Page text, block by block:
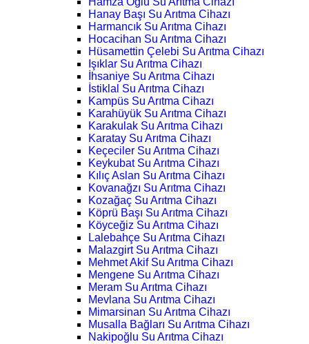
Hanay Başı Su Arıtma Cihazı
Harmancık Su Arıtma Cihazı
Hocacihan Su Arıtma Cihazı
Hüsamettin Çelebi Su Arıtma Cihazı
Işıklar Su Arıtma Cihazı
İhsaniye Su Arıtma Cihazı
İstiklal Su Arıtma Cihazı
Kampüs Su Arıtma Cihazı
Karahüyük Su Arıtma Cihazı
Karakulak Su Arıtma Cihazı
Karatay Su Arıtma Cihazı
Keçeciler Su Arıtma Cihazı
Keykubat Su Arıtma Cihazı
Kılıç Aslan Su Arıtma Cihazı
Kovanağzı Su Arıtma Cihazı
Kozağaç Su Arıtma Cihazı
Köprü Başı Su Arıtma Cihazı
Köyceğiz Su Arıtma Cihazı
Lalebahçe Su Arıtma Cihazı
Malazgirt Su Arıtma Cihazı
Mehmet Akif Su Arıtma Cihazı
Mengene Su Arıtma Cihazı
Meram Su Arıtma Cihazı
Mevlana Su Arıtma Cihazı
Mimarsinan Su Arıtma Cihazı
Musalla Bağları Su Arıtma Cihazı
Nakipoğlu Su Arıtma Cihazı